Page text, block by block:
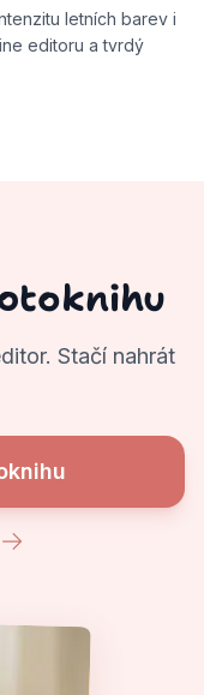
letních barev i
editoru a tvrdý
Stačí nahrát